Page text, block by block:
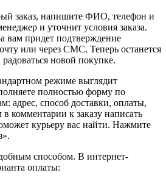
заказ, напишите ФИО, телефон и
и уточнит условия заказа.
вам придет подтверждение
или через СМС. Теперь останется
новой покупке.
режиме выглядит
полностью форму по
адрес, способ доставки, оплаты,
комментарии к заказу написать
курьеру вас найти. Нажмите
способом. В интернет-
оплаты: